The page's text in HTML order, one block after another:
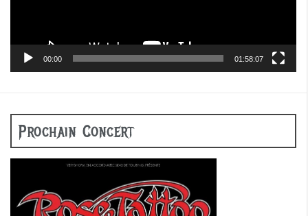
00:00 01:58:07
Prochain Concert